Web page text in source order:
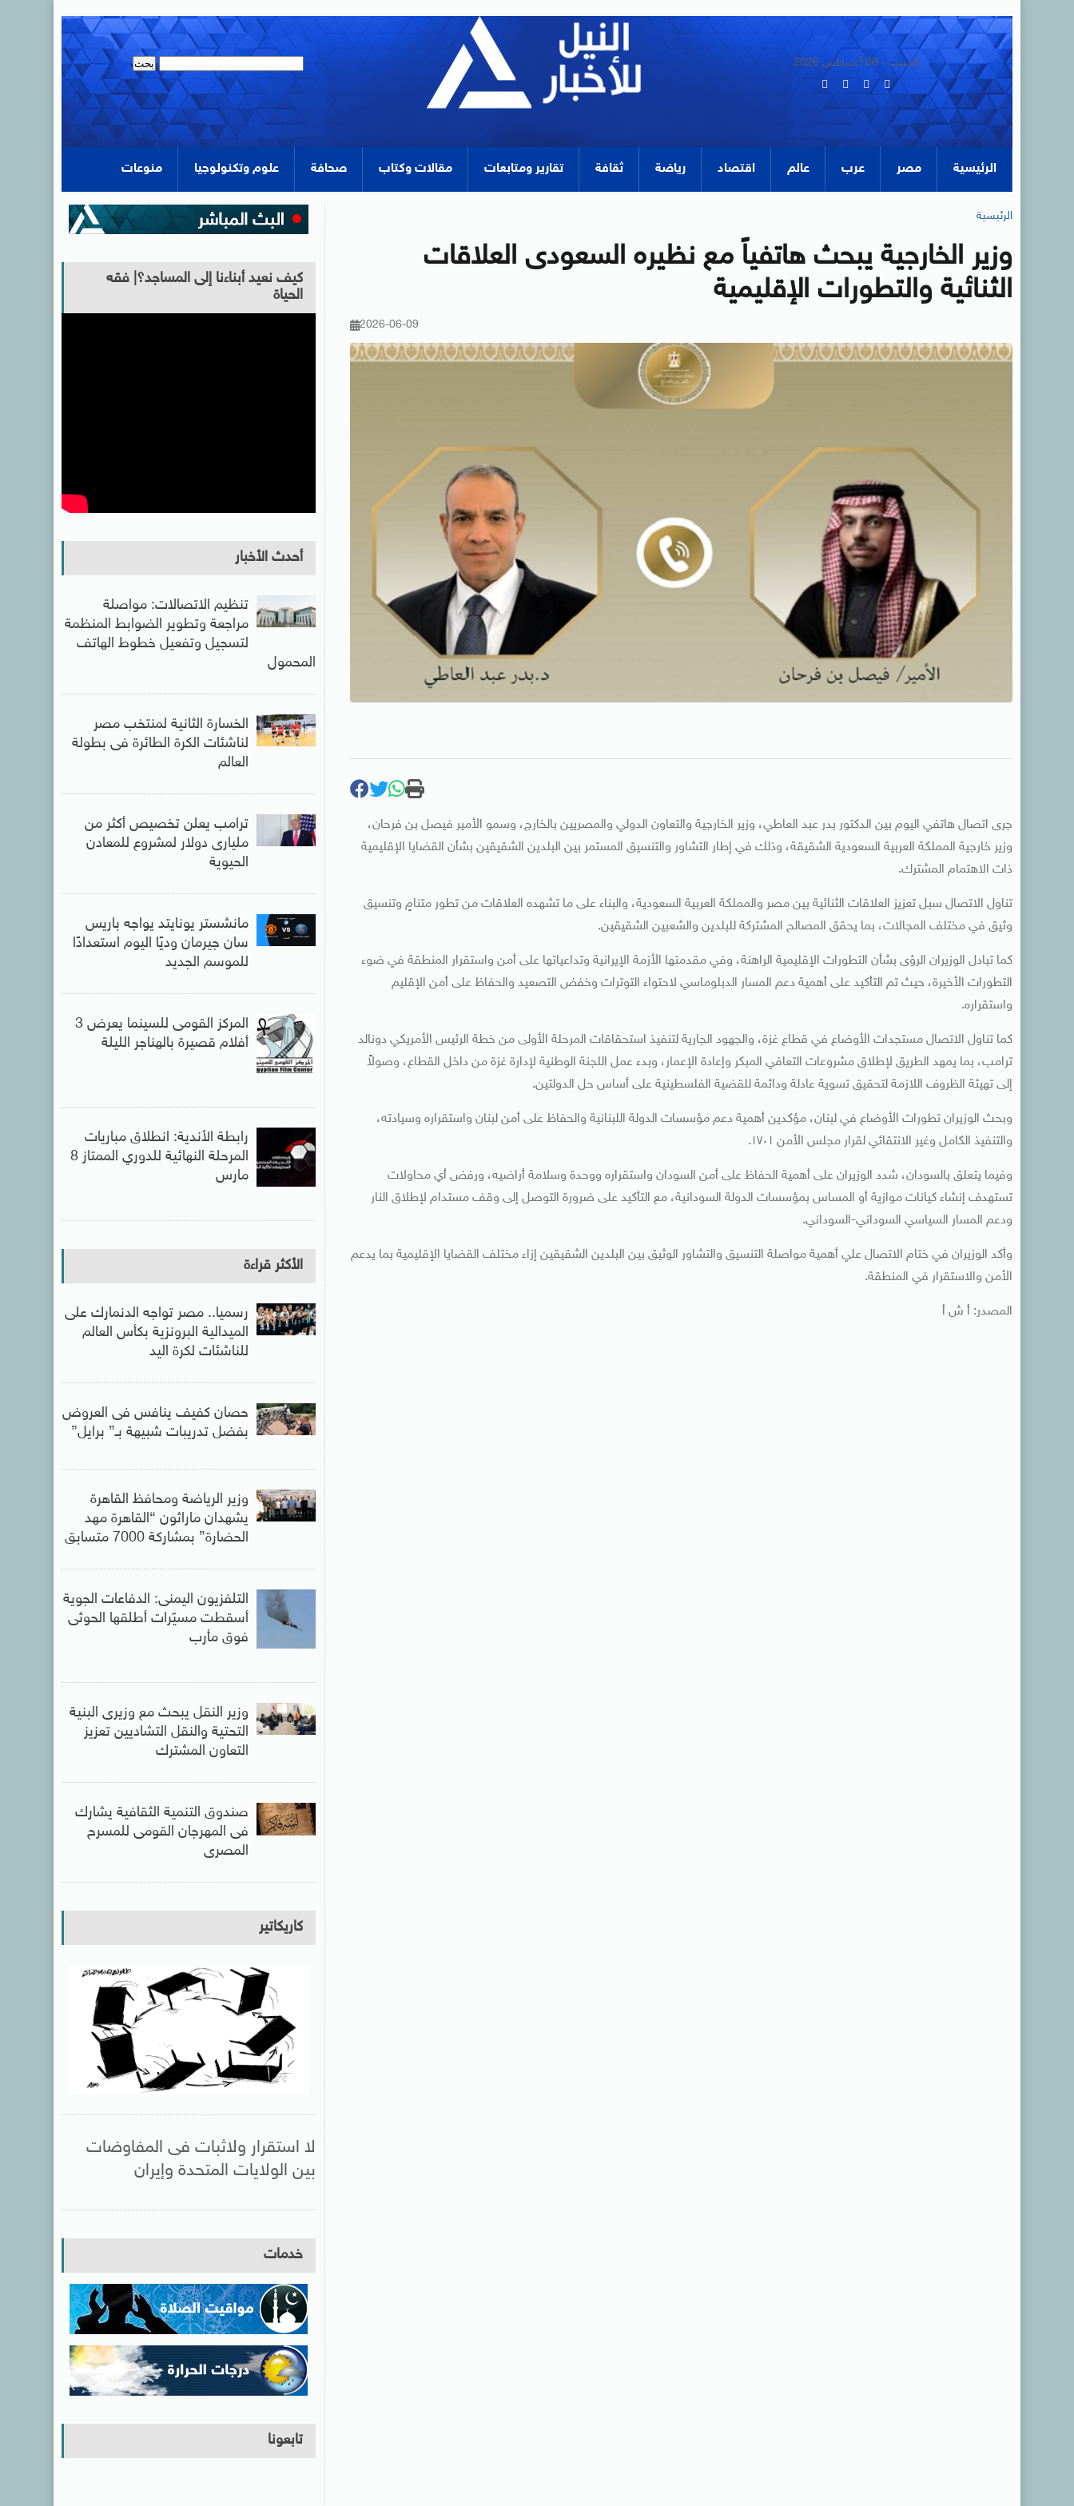
السبت - 08 أغسطس 2026
الرئيسية مصر عرب عالم اقتصاد رياضة ثقافة تقارير ومتابعات مقالات وكتاب صحافة علوم وتكنولوجيا منوعات
الرئيسية
وزير الخارجية يبحث هاتفياً مع نظيره السعودى العلاقات
الثنائية والتطورات الإقليمية
2026-06-09
جرى اتصال هاتفي اليوم بين الدكتور بدر عبد العاطي، وزير الخارجية والتعاون الدولي والمصريين بالخارج، وسمو الأمير فيصل بن فرحان،
وزير خارجية المملكة العربية السعودية الشقيقة، وذلك في إطار التشاور والتنسيق المستمر بين البلدين الشقيقين بشأن القضايا الإقليمية
ذات الاهتمام المشترك.
تناول الاتصال سبل تعزيز العلاقات الثنائية بين مصر والمملكة العربية السعودية، والبناء على ما تشهده العلاقات من تطور متنامٍ وتنسيق
وثيق في مختلف المجالات، بما يحقق المصالح المشتركة للبلدين والشعبين الشقيقين.
كما تبادل الوزيران الرؤى بشأن التطورات الإقليمية الراهنة، وفي مقدمتها الأزمة الإيرانية وتداعياتها على أمن واستقرار المنطقة في ضوء
التطورات الأخيرة، حيث تم التأكيد على أهمية دعم المسار الدبلوماسي لاحتواء التوترات وخفض التصعيد والحفاظ على أمن الإقليم
واستقراره.
كما تناول الاتصال مستجدات الأوضاع في قطاع غزة، والجهود الجارية لتنفيذ استحقاقات المرحلة الأولى من خطة الرئيس الأمريكي دونالد
ترامب، بما يمهد الطريق لإطلاق مشروعات التعافي المبكر وإعادة الإعمار، وبدء عمل اللجنة الوطنية لإدارة غزة من داخل القطاع، وصولاً
إلى تهيئة الظروف اللازمة لتحقيق تسوية عادلة ودائمة للقضية الفلسطينية على أساس حل الدولتين.
وبحث الوزيران تطورات الأوضاع في لبنان، مؤكدين أهمية دعم مؤسسات الدولة اللبنانية والحفاظ على أمن لبنان واستقراره وسيادته،
والتنفيذ الكامل وغير الانتقائي لقرار مجلس الأمن ١٧٠١.
وفيما يتعلق بالسودان، شدد الوزيران على أهمية الحفاظ على أمن السودان واستقراره ووحدة وسلامة أراضيه، ورفض أي محاولات
تستهدف إنشاء كيانات موازية أو المساس بمؤسسات الدولة السودانية، مع التأكيد على ضرورة التوصل إلى وقف مستدام لإطلاق النار
ودعم المسار السياسي السوداني-السوداني.
وأكد الوزيران في ختام الاتصال علي أهمية مواصلة التنسيق والتشاور الوثيق بين البلدين الشقيقين إزاء مختلف القضايا الإقليمية بما يدعم
الأمن والاستقرار في المنطقة.
المصدر: أ ش أ
كيف نعيد أبناءنا إلى المساجد؟| فقه
الحياة
أحدث الأخبار
تنظيم الاتصالات: مواصلة
مراجعة وتطوير الضوابط المنظمة
لتسجيل وتفعيل خطوط الهاتف
المحمول
الخسارة الثانية لمنتخب مصر
لناشئات الكرة الطائرة فى بطولة
العالم
ترامب يعلن تخصيص أكثر من
مليارى دولار لمشروع للمعادن
الحيوية
مانشستر يونايتد يواجه باريس
سان جيرمان وديًا اليوم استعدادًا
للموسم الجديد
المركز القومى للسينما يعرض 3
أفلام قصيرة بالهناجر الليلة
رابطة الأندية: انطلاق مباريات
المرحلة النهائية للدوري الممتاز 8
مارس
الأكثر قراءة
رسميا.. مصر تواجه الدنمارك على
الميدالية البرونزية بكأس العالم
للناشئات لكرة اليد
حصان كفيف ينافس فى العروض
بفضل تدريبات شبيهة بـ” برايل”
وزير الرياضة ومحافظ القاهرة
يشهدان ماراثون “القاهرة مهد
الحضارة” بمشاركة 7000 متسابق
التلفزيون اليمنى: الدفاعات الجوية
أسقطت مسيّرات أطلقها الحوثى
فوق مأرب
وزير النقل يبحث مع وزيرى البنية
التحتية والنقل التشاديين تعزيز
التعاون المشترك
صندوق التنمية الثقافية يشارك
فى المهرجان القومى للمسرح
المصرى
كاريكاتير
لا استقرار ولاثبات فى المفاوضات
بين الولايات المتحدة وإيران
خدمات
تابعونا